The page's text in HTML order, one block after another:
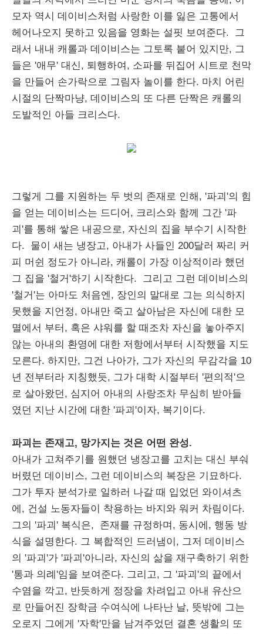
모자 역시 데이비스처럼 사랑한 이를 잃은 고통에서
헤어나오지 못하고 있음을 영화는 설핏 보여준다. 그
래서 내내 캐롤과 데이비스는 그토록 붙어 있지만, 그
들은 '애무' 대신, 퇴행하여, 소파를 뒤집어 시트로 천막
을 만들어 손가락으로 그림자 놀이를 한다. 마치 어린
시절의 단짝마냥, 데이비스의 또 다른 단짝은 캐롤의
도발적인 아들 크리스다.
그렇게 그를 지원하는 두 벗의 존재로 인해, '파괴'의 힘
을 얻는 데이비스는 드디어, 크리스와 함께 그간 '파
괴'를 통해 쌓은 내공으로, 자신의 집을 부수기 시작한
다. 물이 새는 냉장고, 아내가 사들인 200달러 짜리 커
피 머쉰 정도가 아니라, 캐롤이 가장 이상적이라 했던
그 집을 '철거'하기 시작한다. 그리고 그런 데이비스의
'철거'는 아마도 처음엔, 장인의 말대로 그는 의식하지
못했을 지언정, 아내만 죽고 살아남은 자신에 대한 모
멸에서 부터, 혹은 샤워를 할 때조차 자신을 놓아주지
않는 아내의 환영에 대한 저항에서부터 시작했을 지도
모른다. 하지만, 그건 나아가, 그가 자신의 무감각을 10
년 전부터라 지칭했듯, 그가 대학 시절부터 '편의적'으
로 살아왔던, 심지어 아내의 사랑조차 무심히 받아들
였던 지난 시간에 대한 '파괴'이자, 복기이다.
파괴는 존재고, 망가지는 것은 어떤 완성.
아내가 고쳐주기를 원했던 냉장고를 고치는 대신 부숴
버렸던 데이비스, 그런 데이비스의 복장은 기묘하다.
그가 투자 분석가로 일하러 나갈 때 입었던 와이셔츠
에, 건설 노동자들이 착용하는 바지와 워커 차림이다.
그의 '파괴' 복식은, 존재를 규정하며, 동시에, 행동 방
식을 설명한다. 그 복합적인 드러냄이, 그저 데이비스
의 '파괴'가 '파괴'아니라, 자신의 삶을 재구축하기 위한
'통과 의례'임을 보여준다. 그리고, 그 '파괴'의 끝에서
수염을 깍고, 반듯하게 정장을 차려입고 아내 유산으
로 만들어진 장학금 수여식에 나타난 날, 뜻밖에 그는
오로지 그에게 '자학'만을 남겨주었던 결혼 생활의 또